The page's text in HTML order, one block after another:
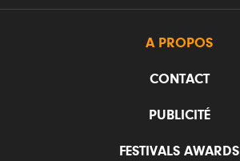
A PROPOS
CONTACT
PUBLICITÉ
FESTIVALS AWARDS